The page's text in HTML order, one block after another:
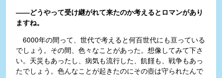
――どうやって受け継がれて来たのか考えるとロマンがあり
ますね。
6000年の間って、世代で考えると何百世代にも亘っている
でしょう。その間、色々なことがあった。想像してみて下さ
い。天災もあったし、病気も流行した、飢饉も、戦争もあっ
たでしょう。色んなことが起きたのにその壺は守られたんで